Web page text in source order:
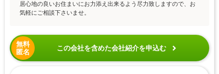
居心地の良いお住まいにお力添え出来るよう尽力致しますので、お
気軽にご相談下さいませ。
無料
匿名
この会社を含めた会社紹介を申込む